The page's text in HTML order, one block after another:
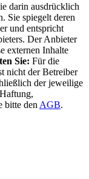
darin ausdrücklich
Sie spiegelt deren
und entspricht
Der Anbieter
externen Inhalte
Sie: Für die
nicht der Betreiber
der jeweilige
bitte den AGB.